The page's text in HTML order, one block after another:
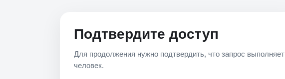
Подтвердите доступ
Для продолжения нужно подтвердить, что запрос выполняет
человек.